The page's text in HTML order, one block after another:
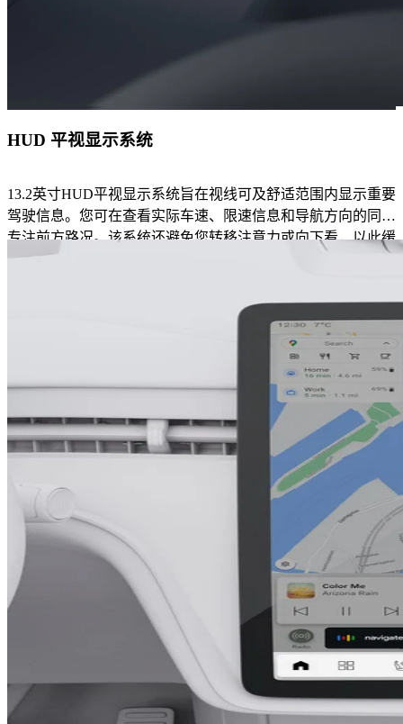
HUD 平视显示系统
13.2英寸HUD平视显示系统旨在视线可及舒适范围内显示重要
驾驶信息。您可在查看实际车速、限速信息和导航方向的同时
专注前方路况。该系统还避免您转移注意力或向下看，以此缓
解视疲劳。HUD 平视显示系统可根据光线强度自动调节亮